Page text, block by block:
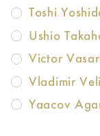
Toshi
Ushio
Victor
Vladimir
Yaacov